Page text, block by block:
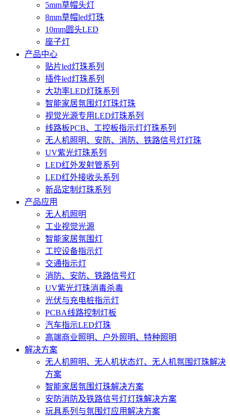
5mm草帽头灯
8mm草帽led灯珠
10mm圆头LED
座子灯
产品中心
贴片led灯珠系列
插件led灯珠系列
大功率LED灯珠系列
智能家居氛围灯灯珠灯珠
视觉光源专用LED灯珠系列
线路板PCB、工控板指示灯灯珠系列
无人机照明、安防、消防、铁路信号灯灯珠
UV紫光灯珠系列
LED红外发射管系列
LED红外接收头系列
新品定制灯珠系列
产品应用
无人机照明
工业视觉光源
智能家居氛围灯
工控设备指示灯
交通指示灯
消防、安防、铁路信号灯
UV紫光灯珠消毒杀毒
光伏与充电桩指示灯
PCBA线路控制灯板
汽车指示LED灯珠
高端商业照明、户外照明、特种照明
解决方案
无人机照明、无人机状态灯、无人机氛围灯珠解决
方案
智能家居氛围灯珠解决方案
安防消防及铁路信号灯灯珠解决方案
玩具系列与氛围灯应用解决方案